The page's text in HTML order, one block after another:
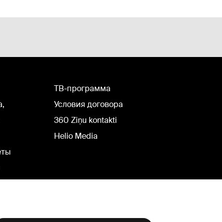
TВ-программа
Условия договора
360 Ziņu kontakti
Helio Media